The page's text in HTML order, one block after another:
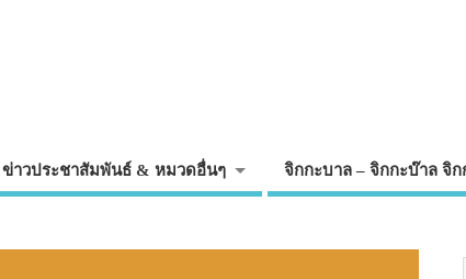
ข่าวประชาสัมพันธ์ & หมวดอื่นๆ จิกกะบาล – จิกกะบ๊าล จิก